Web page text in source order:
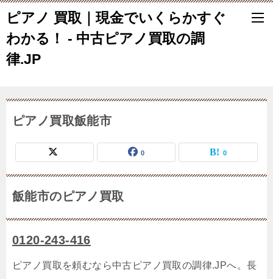
ピアノ 買取｜現金でいくらかすぐ
わかる！ - 中古ピアノ買取の調
律.JP
ピアノ買取飯能市
0 0
飯能市のピアノ買取
0120-243-416
ピアノ買取を頼むなら中古ピアノ買取の調律.JPへ。長